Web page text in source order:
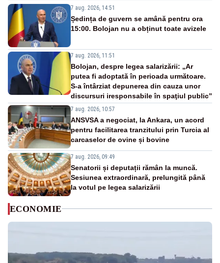
7 aug. 2026, 14:51
Ședința de guvern se amână pentru ora
15:00. Bolojan nu a obținut toate avizele
7 aug. 2026, 11:51
Bolojan, despre legea salarizării: „Ar
putea fi adoptată în perioada următoare.
S-a întârziat depunerea din cauza unor
discursuri iresponsabile în spaţiul public”
7 aug. 2026, 10:57
ANSVSA a negociat, la Ankara, un acord
pentru facilitarea tranzitului prin Turcia al
carcaselor de ovine și bovine
7 aug. 2026, 09:49
Senatorii și deputații rămân la muncă.
Sesiunea extraordinară, prelungită până
la votul pe legea salarizării
ECONOMIE